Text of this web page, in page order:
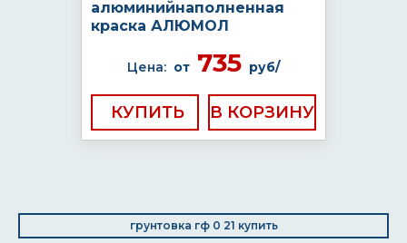
алюминийнаполненная
краска АЛЮМОЛ
Цена: от 735 руб/
КУПИТЬ
грунтовка гф 0 21 купить